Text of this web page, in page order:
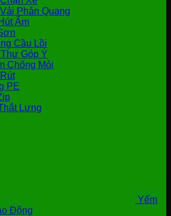
Phản Quang
Ẩm
Cầu Lồi
Góp Ý
Chống Mỏi
PE
Lưng
Yếm
Động